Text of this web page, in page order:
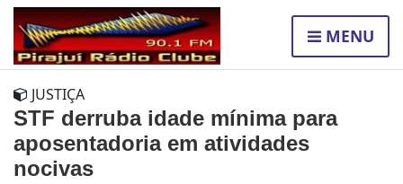
MENU
JUSTIÇA
STF derruba idade mínima para
aposentadoria em atividades
nocivas